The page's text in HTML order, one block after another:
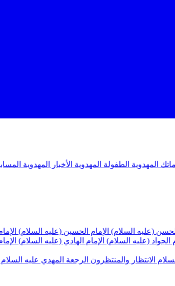
المهدوية الطفولة المهدوية الأخبار المهدوية
الحسن (عليه السلام) الإمام الحسين (عليه السلام)
الجواد (عليه السلام) الإمام الهادي (عليه السلام)
الانتظار والمنتظرون الرجعة المهدي عليه